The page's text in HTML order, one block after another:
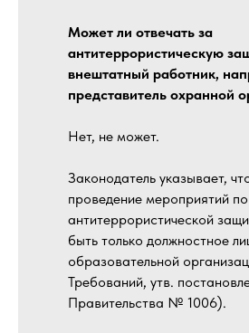
Может ли отвечать за
антитеррористическую
внештатный работник,
представитель охранной
Нет, не может.
Законодатель указывает,
проведение мероприятий
антитеррористической
быть только должностное
образовательной
Требований, утв.
Правительства № 1006).